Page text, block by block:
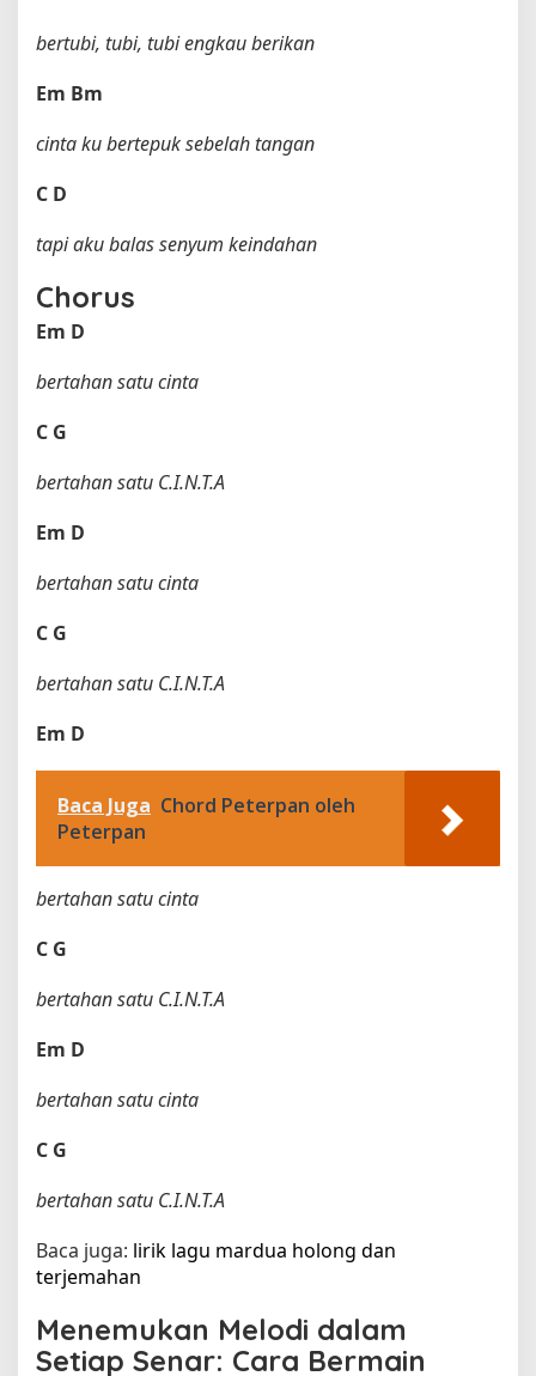
bertubi, tubi, tubi engkau berikan
Em Bm
cinta ku bertepuk sebelah tangan
C D
tapi aku balas senyum keindahan
Chorus
Em D
bertahan satu cinta
C G
bertahan satu C.I.N.T.A
Em D
bertahan satu cinta
C G
bertahan satu C.I.N.T.A
Em D
Baca Juga Chord Peterpan oleh
Peterpan
bertahan satu cinta
C G
bertahan satu C.I.N.T.A
Em D
bertahan satu cinta
C G
bertahan satu C.I.N.T.A
Baca juga: lirik lagu mardua holong dan
terjemahan​
Menemukan Melodi dalam
Setiap Senar: Cara Bermain